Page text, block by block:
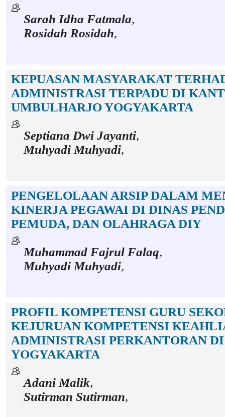
Sarah Idha Fatmala,
Rosidah Rosidah,
KEPUASAN MASYARAKAT
ADMINISTRASI TERPADU DI
UMBULHARJO YOGYAKARTA
Septiana Dwi Jayanti,
Muhyadi Muhyadi,
PENGELOLAAN ARSIP DALAM
KINERJA PEGAWAI DI DINAS
PEMUDA, DAN OLAHRAGA DIY
Muhammad Fajrul Falaq,
Muhyadi Muhyadi,
PROFIL KOMPETENSI GURU
KEJURUAN KOMPETENSI
ADMINISTRASI PERKANTORAN
YOGYAKARTA
Adani Malik,
Sutirman Sutirman,